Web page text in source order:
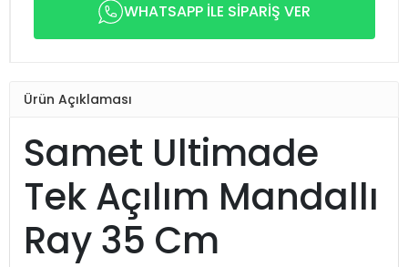
WHATSAPP İLE SİPARİŞ VER
Ürün Açıklaması
Samet Ultimade
Tek Açılım Mandallı
Ray 35 Cm